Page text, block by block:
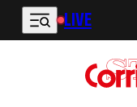
Vai al contenuto principale
LIVE